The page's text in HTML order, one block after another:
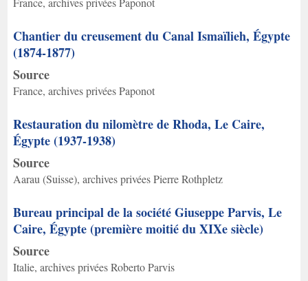
Chantier du creusement du Canal Ismaïlieh, Égypte
(1874-1877)
Source
France, archives privées Paponot
Restauration du nilomètre de Rhoda, Le Caire,
Égypte (1937-1938)
Source
Aarau (Suisse), archives privées Pierre Rothpletz
Bureau principal de la société Giuseppe Parvis, Le
Caire, Égypte (première moitié du XIXe siècle)
Source
Italie, archives privées Roberto Parvis